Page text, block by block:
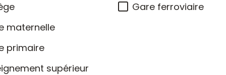
maternelle
primaire
supérieur
Gare ferroviaire